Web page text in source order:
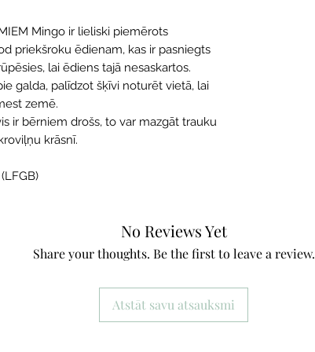
Mingo ir lieliski piemērots
priekšroku ēdienam, kas ir pasniegts
lai ēdiens tajā nesaskartos.
galda, palīdzot šķīvi noturēt vietā, lai
zemē.
ir bērniem drošs, to var mazgāt trauku
krāsnī.
No Reviews Yet
Share your thoughts. Be the first to leave a review.
Atstāt savu atsauksmi